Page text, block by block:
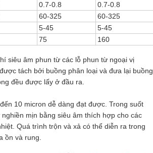
0.7-0.8
0.7-0.8
60-325
60-325
5-45
5-45
75 160
siêu âm phun từ các lỗ phun từ ngoại vị
tách bởi buồng phân loại và đưa lại buồng
đều được lấy ở đầu ra.
10 micron dễ dàng đạt được. Trong suốt
mịn bằng siêu âm thích hợp cho các
Quá trình trộn và xả có thể diễn ra trong
ồn và rung.